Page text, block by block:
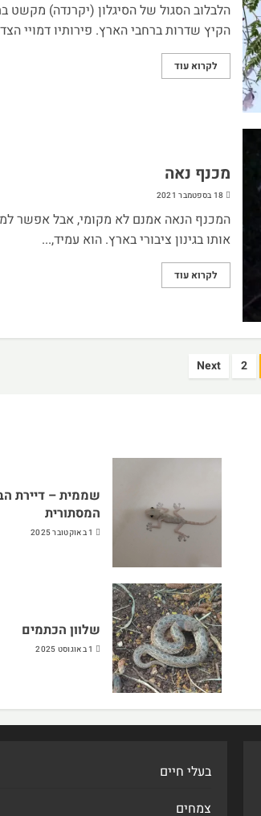
הלבלוב הסגול של הסיגלון (יקרנדה) מקשט
הקיץ שדרות ברחבי הארץ. פירותיו דמויי
לקרוא עוד
מכנף נאה
18 בספטמבר 2021
המכנף הנאה אמנם לא מקומי, אבל אפשר
אותו בגינון ציבורי בארץ. הוא עמיד,...
לקרוא עוד
2
Next
שממית – דיירת
המסתורית
1 באוקטובר 2025
שלוון הכתמים
1 באוגוסט 2025
בעלי חיים
צמחים